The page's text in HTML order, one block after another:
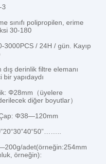
3
sınıfı polipropilen, erime
30-180
3000PCS / 24H / gün. Kayıp
dış derinlik filtre elemanı
bir yapıdaydı
Φ28mm（üyelere
diğer boyutlar）
Çap: Φ38—120mm
adet(örneğin:254mm
örneğin):